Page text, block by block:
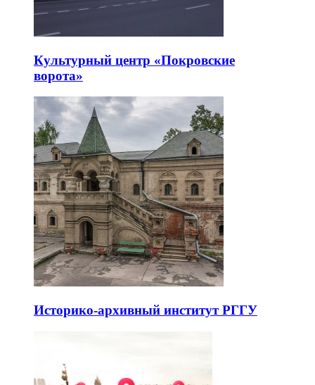
Культурный центр «Покровские
ворота»
Историко-архивный институт РГГУ